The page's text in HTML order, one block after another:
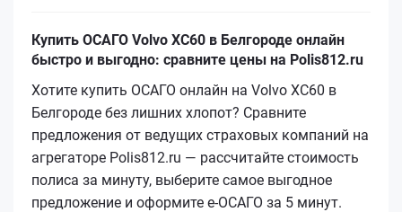
Купить ОСАГО Volvo XC60 в Белгороде онлайн
быстро и выгодно: сравните цены на Polis812.ru
Хотите купить ОСАГО онлайн на Volvo XC60 в
Белгороде без лишних хлопот? Сравните
предложения от ведущих страховых компаний на
агрегаторе Polis812.ru — рассчитайте стоимость
полиса за минуту, выберите самое выгодное
предложение и оформите е‑ОСАГО за 5 минут.